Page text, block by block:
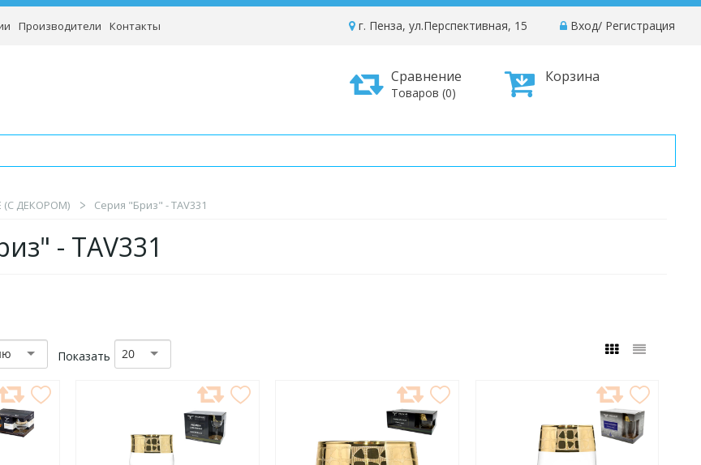
Производители Контакты Вход/ Регистрация
г. Пенза, ул.Перспективная, 15
Корзина
Сравнение
Товаров (0)
(С ДЕКОРОМ) Серия "Бриз" - TAV331
- TAV331
Показать 20
ИЗБРАННОЕ
ИЗБРАННОЕ